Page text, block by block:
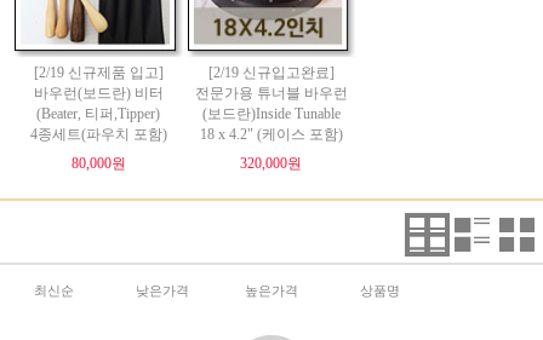
[2/19 신규제품 입고]
바우런(보드란) 비터
(Beater, 티퍼,Tipper)
4종세트(파우치 포함)
80,000원
[2/19 신규입고완료]
전문가용 튜너블 바우런
(보드란)Inside Tunable
18 x 4.2" (케이스 포함)
320,000원
최신순 낮은가격 높은가격 상품명